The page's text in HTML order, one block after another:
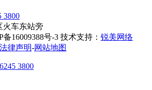
3800
火车东站旁
备16009388号-3 技术支持： 锐美网络
法律声明-网站地图
3800